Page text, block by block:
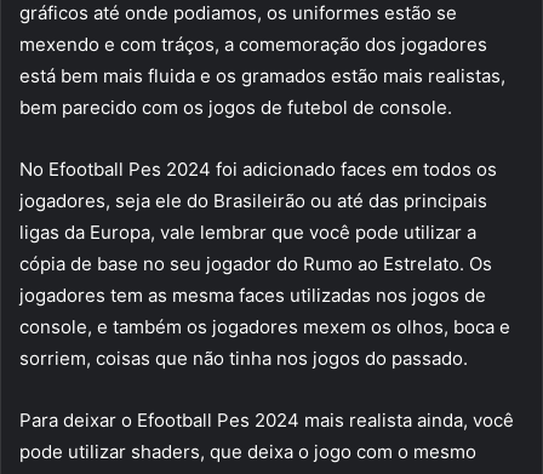
gráficos até onde podiamos, os uniformes estão se
mexendo e com tráços, a comemoração dos jogadores
está bem mais fluida e os gramados estão mais realistas,
bem parecido com os jogos de futebol de console.
No Efootball Pes 2024 foi adicionado faces em todos os
jogadores, seja ele do Brasileirão ou até das principais
ligas da Europa, vale lembrar que você pode utilizar a
cópia de base no seu jogador do Rumo ao Estrelato. Os
jogadores tem as mesma faces utilizadas nos jogos de
console, e também os jogadores mexem os olhos, boca e
sorriem, coisas que não tinha nos jogos do passado.
Para deixar o Efootball Pes 2024 mais realista ainda, você
pode utilizar shaders, que deixa o jogo com o mesmo